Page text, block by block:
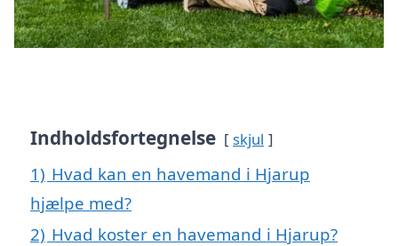
Indholdsfortegnelse skjul
1) Hvad kan en havemand i Hjarup
hjælpe med?
2) Hvad koster en havemand i Hjarup?